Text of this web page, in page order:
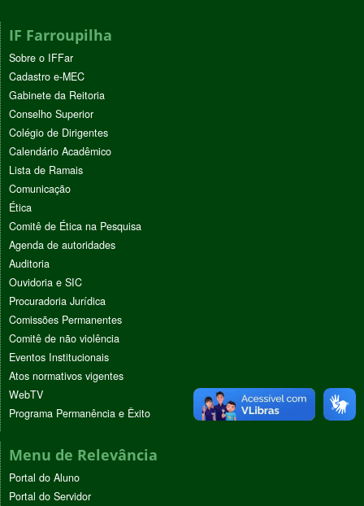
IF Farroupilha
Sobre o IFFar
Cadastro e-MEC
Gabinete da Reitoria
Conselho Superior
Colégio de Dirigentes
Calendário Acadêmico
Lista de Ramais
Comunicação
Ética
Comitê de Ética na Pesquisa
Agenda de autoridades
Auditoria
Ouvidoria e SIC
Procuradoria Jurídica
Comissões Permanentes
Comitê de não violência
Eventos Institucionais
Atos normativos vigentes
WebTV
Programa Permanência e Êxito
Menu de Relevância
Portal do Aluno
Portal do Servidor